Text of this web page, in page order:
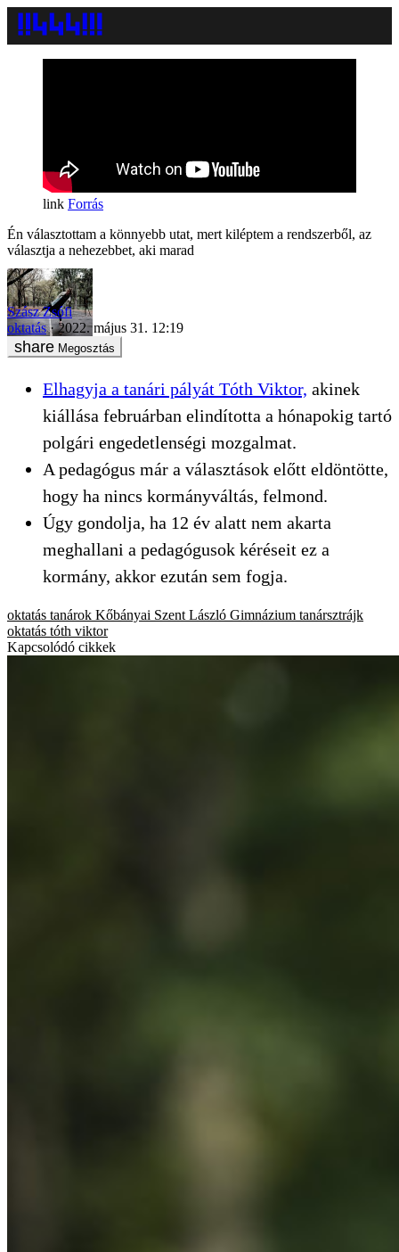
Forrás
Én választottam a könnyebb utat, mert kiléptem a rendszerből, az
választja a nehezebbet, aki marad
Szász Zsófi
oktatás
2022. május 31. 12:19
Megosztás
Elhagyja a tanári pályát Tóth Viktor, akinek
kiállása februárban elindította a hónapokig tartó
polgári engedetlenségi mozgalmat.
A pedagógus már a választások előtt eldöntötte,
hogy ha nincs kormányváltás, felmond.
Úgy gondolja, ha 12 év alatt nem akarta
meghallani a pedagógusok kéréseit ez a
kormány, akkor ezután sem fogja.
oktatás tanárok Kőbányai Szent László Gimnázium tanársztrájk
oktatás tóth viktor
Kapcsolódó cikkek